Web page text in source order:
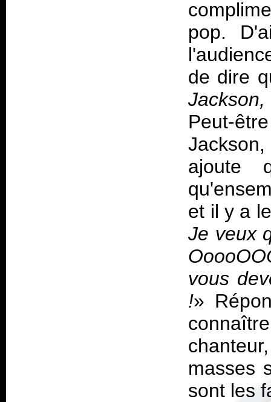
pop.
de dire
Peut-
ajoute
et il y a
Je veux
vous
!»
masses
sont les